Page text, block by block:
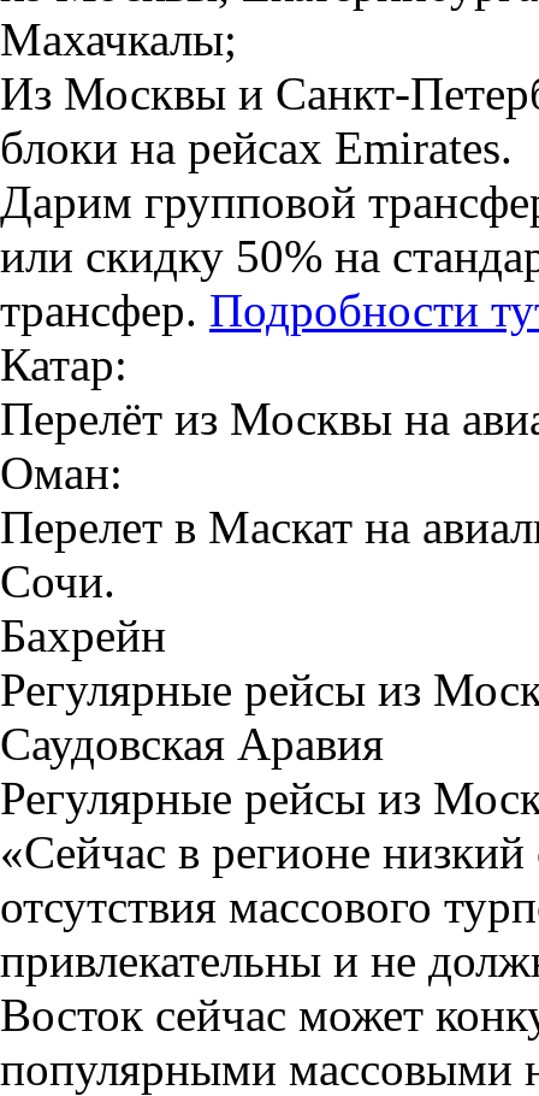
Махачкалы;
Из Москвы и Санкт-
блоки на рейсах Emirates.
Дарим групповой
или скидку 50% на
трансфер. Подробности
Катар:
Перелёт из Москвы на
Оман:
Перелет в Маскат на
Сочи.
Бахрейн
Регулярные рейсы из
Саудовская Аравия
Регулярные рейсы из
«Сейчас в регионе низкий
отсутствия массового
привлекательны и не
Восток сейчас может
популярными массовыми